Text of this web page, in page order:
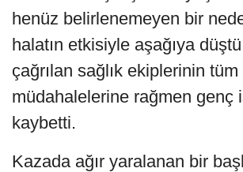
henüz belirlenemeyen bir
halatın etkisiyle aşağıya
çağrılan sağlık ekiplerinin tüm
müdahalelerine rağmen genç
kaybetti.
Kazada ağır yaralanan bir